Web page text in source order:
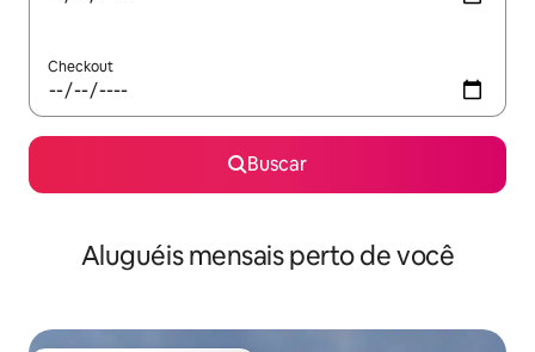
Checkout
Buscar
Aluguéis mensais perto de você